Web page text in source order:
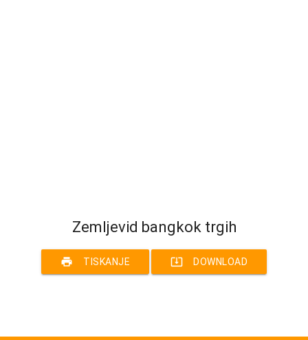
Zemljevid bangkok trgih
print TISKANJE system_update_alt DOWNLOAD